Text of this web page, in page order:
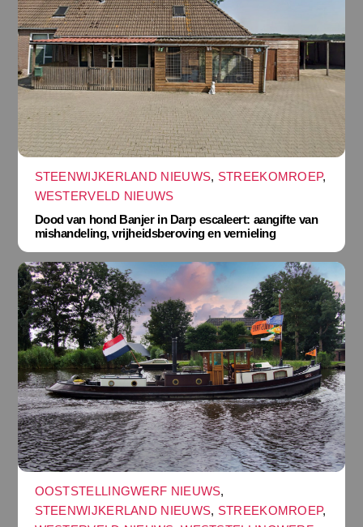
STEENWIJKERLAND NIEUWS, STREEKOMROEP,
WESTERVELD NIEUWS
Dood van hond Banjer in Darp escaleert: aangifte van
mishandeling, vrijheidsberoving en vernieling
OOSTSTELLINGWERF NIEUWS,
STEENWIJKERLAND NIEUWS, STREEKOMROEP,